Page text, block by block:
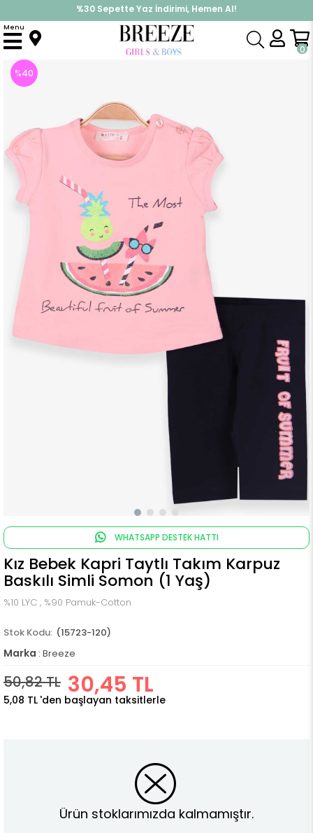
%30 Sepette Yaz İndirimi, Hemen Al!
İndirimlere ek %10 İndirimi Kap, Hemen Üye Ol!
0
Menu
Anasayfa Takımlar Kapri & Şort Takım Kız Bebek Kapri Taytlı Takım Karpuz Baskılı Simli Somon (1 Yaş)
%40
WHATSAPP DESTEK HATTI
Kız Bebek Kapri Taytlı Takım Karpuz
Baskılı Simli Somon (1 Yaş)
%10 LYC , %90 Pamuk-Cotton
(15723-120)
Marka : Breeze
50,82 TL 30,45 TL
5,08 TL 'den başlayan taksitlerle
Ürün stoklarımızda kalmamıştır.